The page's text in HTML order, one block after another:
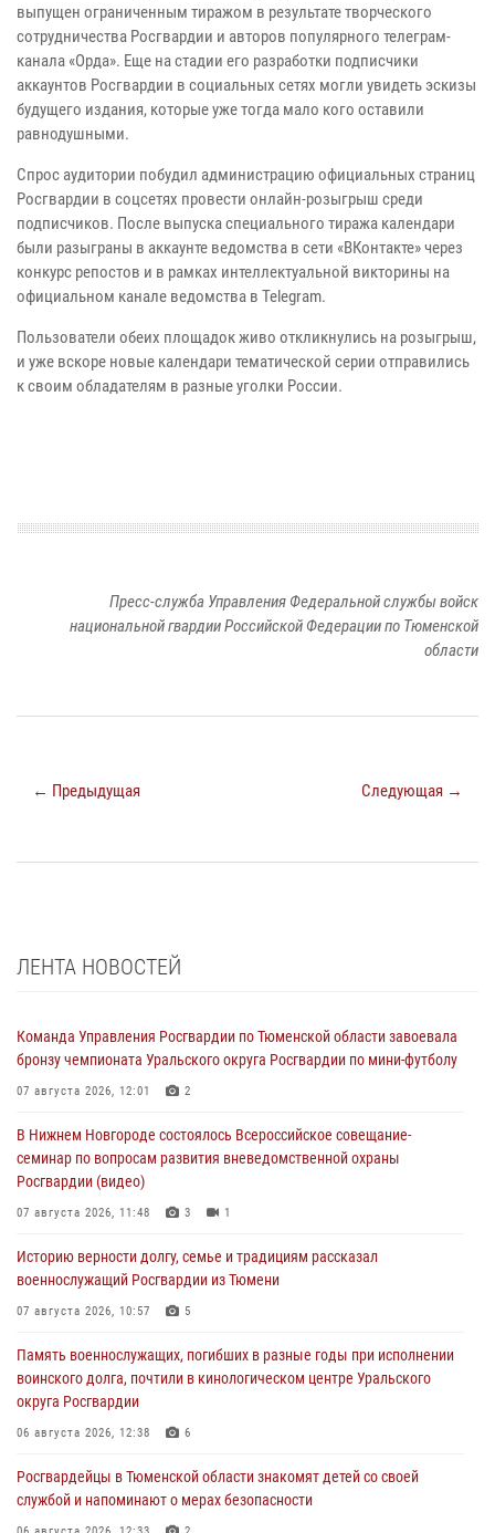
выпущен ограниченным тиражом в результате творческого
сотрудничества Росгвардии и авторов популярного телеграм-
канала «Орда». Еще на стадии его разработки подписчики
аккаунтов Росгвардии в социальных сетях могли увидеть эскизы
будущего издания, которые уже тогда мало кого оставили
равнодушными.
Спрос аудитории побудил администрацию официальных страниц
Росгвардии в соцсетях провести онлайн-розыгрыш среди
подписчиков. После выпуска специального тиража календари
были разыграны в аккаунте ведомства в сети «ВКонтакте» через
конкурс репостов и в рамках интеллектуальной викторины на
официальном канале ведомства в Telegram.
Пользователи обеих площадок живо откликнулись на розыгрыш,
и уже вскоре новые календари тематической серии отправились
к своим обладателям в разные уголки России.
Пресс-служба Управления Федеральной службы войск
национальной гвардии Российской Федерации по Тюменской
области
← Предыдущая Следующая →
ЛЕНТА НОВОСТЕЙ
Команда Управления Росгвардии по Тюменской области завоевала
бронзу чемпионата Уральского округа Росгвардии по мини-футболу
07 августа 2026, 12:01 2
В Нижнем Новгороде состоялось Всероссийское совещание-
семинар по вопросам развития вневедомственной охраны
Росгвардии (видео)
07 августа 2026, 11:48 3 1
Историю верности долгу, семье и традициям рассказал
военнослужащий Росгвардии из Тюмени
07 августа 2026, 10:57 5
Память военнослужащих, погибших в разные годы при исполнении
воинского долга, почтили в кинологическом центре Уральского
округа Росгвардии
06 августа 2026, 12:38 6
Росгвардейцы в Тюменской области знакомят детей со своей
службой и напоминают о мерах безопасности